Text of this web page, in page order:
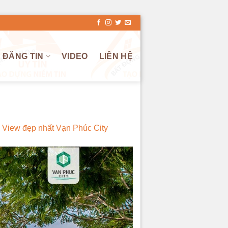
ĐĂNG TIN VIDEO LIÊN HỆ
đẹp nhất Vạn Phúc City